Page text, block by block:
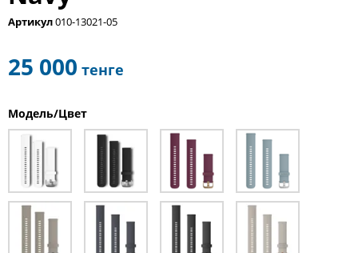
Артикул010-13021-05
25 000 тенге
Модель/Цвет